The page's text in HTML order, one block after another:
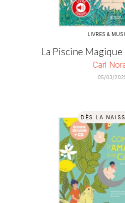
LIVRES &
La Piscine
Carl
05/03/
DÈS LA